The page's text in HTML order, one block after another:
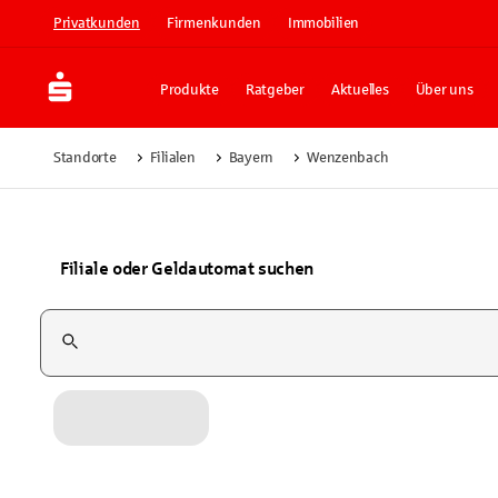
Privatkunden Firmenkunden Immobilien
Produkte Ratgeber Aktuelles Über uns
Standorte Filialen Bayern Wenzenbach
Filiale oder Geldautomat suchen
Suchfeld